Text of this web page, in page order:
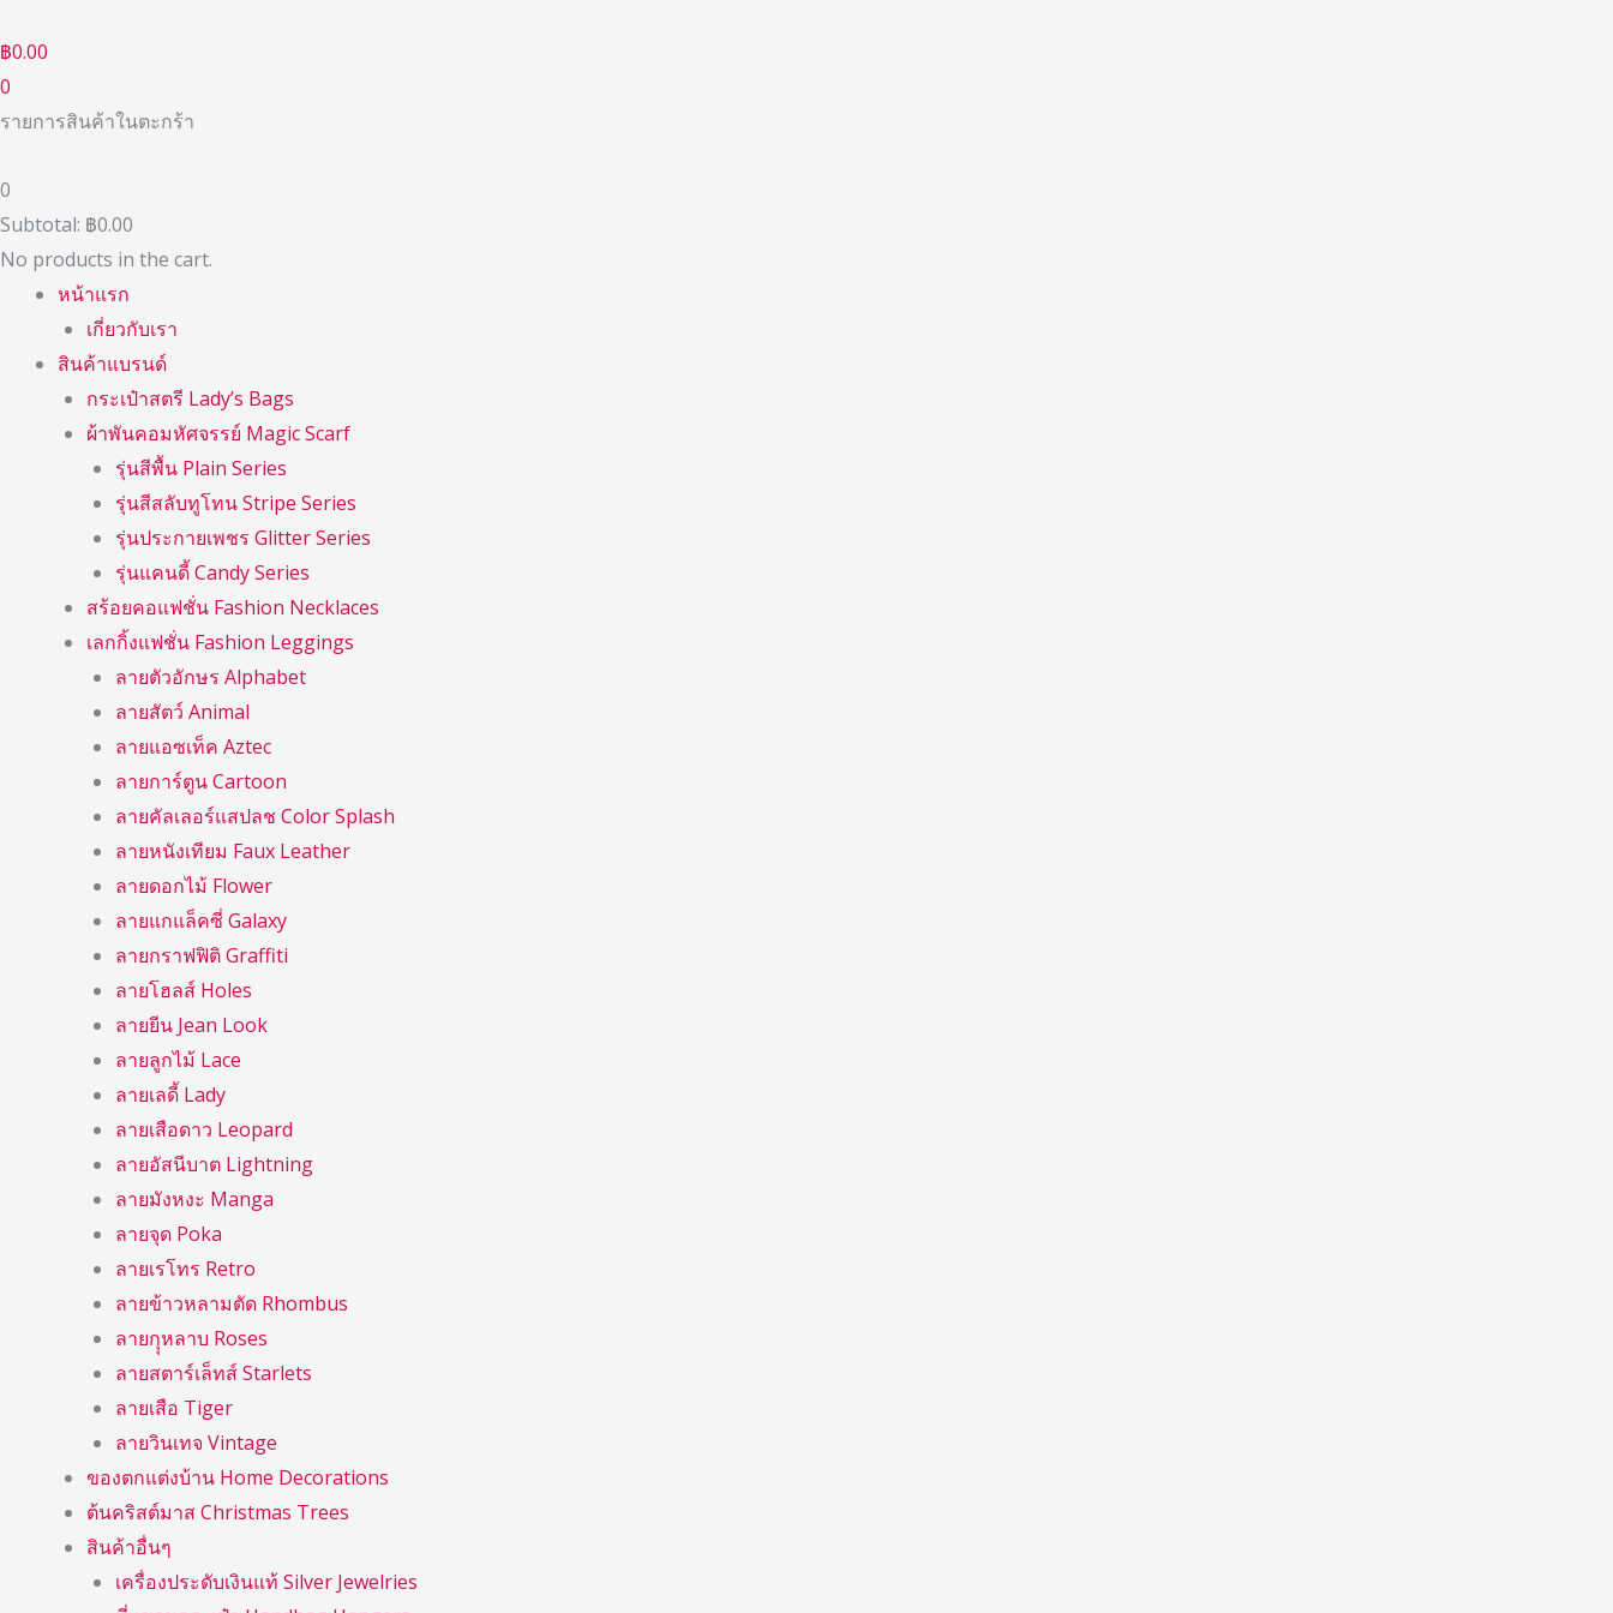
to
content
฿0.00
0
รายการสินค้าในตะกร้า
0
Subtotal: ฿0.00
No products in the cart.
หน้าแรก
เกี่ยวกับเรา
สินค้าแบรนด์
กระเป๋าสตรี Lady’s Bags
ผ้าพันคอมหัศจรรย์ Magic Scarf
รุ่นสีพื้น Plain Series
รุ่นสีสลับทูโทน Stripe Series
รุ่นประกายเพชร Glitter Series
รุ่นแคนดี้ Candy Series
สร้อยคอแฟชั่น Fashion Necklaces
เลกกิ้งแฟชั่น Fashion Leggings
ลายตัวอักษร Alphabet
ลายสัตว์ Animal
ลายแอซเท็ค Aztec
ลายการ์ตูน Cartoon
ลายคัลเลอร์แสปลช Color Splash
ลายหนังเทียม Faux Leather
ลายดอกไม้ Flower
ลายแกแล็คซี่ Galaxy
ลายกราฟฟิติ Graffiti
ลายโฮลส์ Holes
ลายยีน Jean Look
ลายลูกไม้ Lace
ลายเลดี้ Lady
ลายเสือดาว Leopard
ลายอัสนีบาต Lightning
ลายมังหงะ Manga
ลายจุด Poka
ลายเรโทร Retro
ลายข้าวหลามตัด Rhombus
ลายกุุหลาบ Roses
ลายสตาร์เล็ทส์ Starlets
ลายเสือ Tiger
ลายวินเทจ Vintage
ของตกแต่งบ้าน Home Decorations
ต้นคริสต์มาส Christmas Trees
สินค้าอื่นๆ
เครื่องประดับเงินแท้ Silver Jewelries